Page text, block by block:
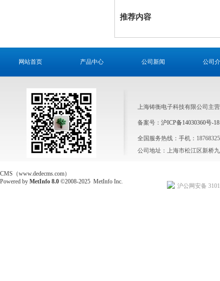
推荐内容
网站首页 产品中心 公司新闻 公司
上海铸衡电子科技有限公司主
备案号： 沪ICP备14030360号-18
全国服务热线：手机：
公司地址：上海市松江区新桥
CMS（www.dedecms.com）
Powered by MetInfo 8.0 ©2008-2025 MetInfo Inc.
沪公网安备